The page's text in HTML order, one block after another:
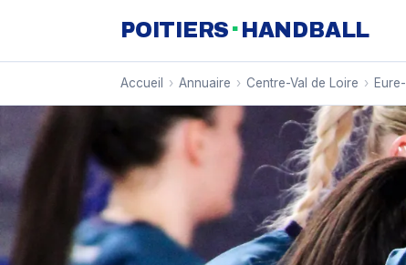
POITIERS · HANDBALL
Accueil › Annuaire › Centre-Val de Loire ›